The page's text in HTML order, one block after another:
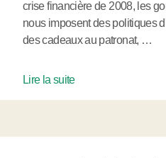
crise financière de 2008, les
nous imposent des politiques
des cadeaux au patronat, …
Lire la suite